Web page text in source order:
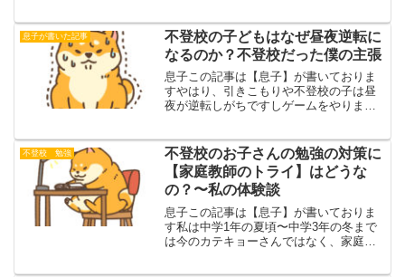
ます。なにやら話を聞くと、お駄賃をく
れるようなので快く受けま...
息子が書いた記事
不登校の子どもはなぜ昼夜逆転に
なるのか？不登校だった僕の主張
息子この記事は【息子】が書いておりま
すやはり、引きこもりや不登校の子は昼
夜が逆転しがちですしゲームをやります
いでゲームして・・・」や「早く寝ない
から朝起きれないんだ！！...
不登校 勉強
不登校のお子さんの勉強の対策に
【家庭教師のトライ】はどうな
の？〜私の体験談
息子この記事は【息子】が書いておりま
す私は中学1年の夏頃〜中学3年の冬まで
は今のカテキョーさんではなく、家庭教